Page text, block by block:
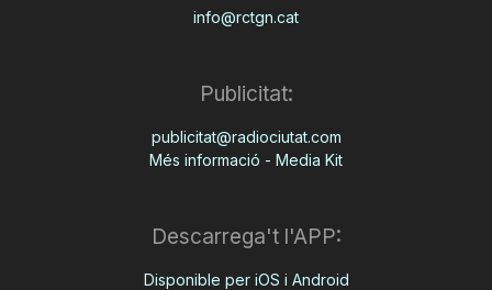
info@rctgn.cat
Publicitat:
publicitat@radiociutat.com
Més informació - Media Kit
Descarrega't l'APP:
Disponible per iOS i Android